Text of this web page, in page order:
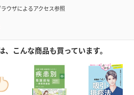
ウザによるアクセス参照
、こんな商品も買っています。